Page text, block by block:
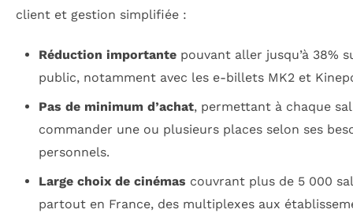
client et gestion simplifiée :
Réduction importantepouvant aller jusqu’à 38%
public, notamment avec les e-billets MK2 et
Pas de minimum d’achat, permettant à chaque
commander une ou plusieurs places selon ses
personnels.
Large choix de cinémas couvrant plus de 5 000
partout en France, des multiplexes aux